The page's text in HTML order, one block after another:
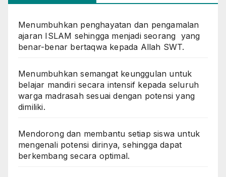
Menumbuhkan penghayatan dan pengamalan
ajaran ISLAM sehingga menjadi seorang yang
benar-benar bertaqwa kepada Allah SWT.
Menumbuhkan semangat keunggulan untuk
belajar mandiri secara intensif kepada seluruh
warga madrasah sesuai dengan potensi yang
dimiliki.
Mendorong dan membantu setiap siswa untuk
mengenali potensi dirinya, sehingga dapat
berkembang secara optimal.